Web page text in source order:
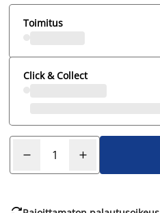
Toimitus
Click & Collect